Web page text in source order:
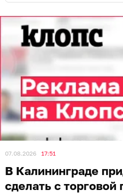
07.08.2026 17:51
В Калининграде
сделать с торговой